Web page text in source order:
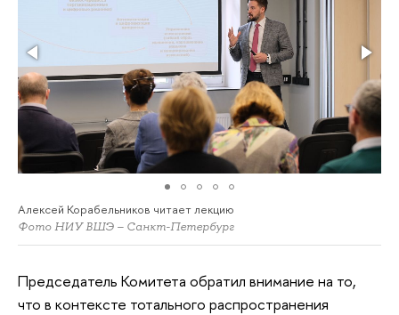
Алексей Корабельников читает лекцию
Фото НИУ ВШЭ – Санкт-Петербург
Председатель Комитета обратил внимание на то,
что в контексте тотального распространения